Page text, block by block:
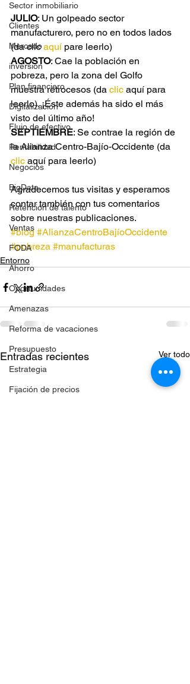
Sector inmobiliario
Clientes
Mercado
inversión
Plan financiero
Digitalización
Flujo de efectivo
Rentabilidad
Negocios
BigData
Retención de talento
Ventas
FODA
Ahorro
Oportunidades
Amenazas
Reforma de vacaciones
Presupuesto
Estrategia
Fijación de precios
JULIO: Un golpeado sector
manufacturero, pero no en todos lados
(da clic aquí pare leerlo)
AGOSTO: Cae la población en
pobreza, pero la zona del Golfo
muestra retrocesos (da clic aquí para
leerlo). ¡Éste además ha sido el más
visto del último año!
SEPTIEMBRE: Se contrae la región de
la Alianza Centro-Bajío-Occidente (da
clic aquí para leerlo)
Agradecemos tus visitas y esperamos
contar también con tus comentarios
sobre nuestras publicaciones.
#blog #AlianzaCentroBajíoOccidente
#pobreza #manufacturas
Entorno
Entradas recientes Ver todo